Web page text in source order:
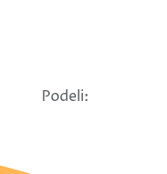
Podeli: